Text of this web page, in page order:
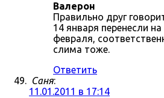
Валерон
Правильно друг
14 января перенесли
февраля,
слима тоже.
Ответить
Саня:
11.01.2011 в 17:14